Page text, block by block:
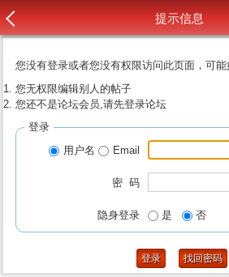
提示信息
您没有登录或者您没有权限访问此页面，可
您无权限编辑别人的帖子
您还不是论坛会员,请先登录论坛
登录
用户名
Email
密 码
隐身登录 是 否